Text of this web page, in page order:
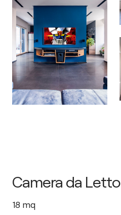
Camera da Letto
18 mq